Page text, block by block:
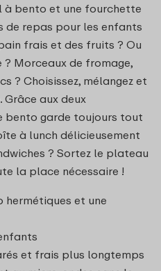
à bento et une fourchette
de repas pour les enfants
frais et des fruits ? Ou
Morceaux de fromage,
? Choisissez, mélangez et
aux deux
bento garde toujours tout
à lunch délicieusement
? Sortez le plateau
la place nécessaire !
et une
et frais plus longtemps